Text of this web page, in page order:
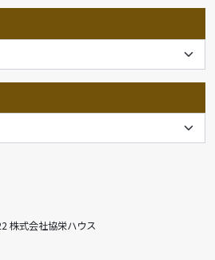
株式会社協栄ハウス